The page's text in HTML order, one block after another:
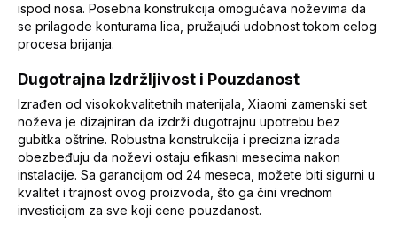
ispod nosa. Posebna konstrukcija omogućava noževima da
se prilagode konturama lica, pružajući udobnost tokom celog
procesa brijanja.
Dugotrajna Izdržljivost i Pouzdanost
Izrađen od visokokvalitetnih materijala, Xiaomi zamenski set
noževa je dizajniran da izdrži dugotrajnu upotrebu bez
gubitka oštrine. Robustna konstrukcija i precizna izrada
obezbeđuju da noževi ostaju efikasni mesecima nakon
instalacije. Sa garancijom od 24 meseca, možete biti sigurni u
kvalitet i trajnost ovog proizvoda, što ga čini vrednom
investicijom za sve koji cene pouzdanost.